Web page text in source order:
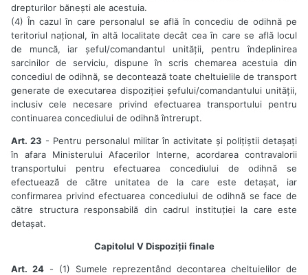
drepturilor bănești ale acestuia.
(4) În cazul în care personalul se află în concediu de odihnă pe
teritoriul național, în altă localitate decât cea în care se află locul
de muncă, iar șeful/comandantul unității, pentru îndeplinirea
sarcinilor de serviciu, dispune în scris chemarea acestuia din
concediul de odihnă, se decontează toate cheltuielile de transport
generate de executarea dispoziției șefului/comandantului unității,
inclusiv cele necesare privind efectuarea transportului pentru
continuarea concediului de odihnă întrerupt.
Art. 23 - Pentru personalul militar în activitate și polițiștii detașați
în afara Ministerului Afacerilor Interne, acordarea contravalorii
transportului pentru efectuarea concediului de odihnă se
efectuează de către unitatea de la care este detașat, iar
confirmarea privind efectuarea concediului de odihnă se face de
către structura responsabilă din cadrul instituției la care este
detașat.
Capitolul V Dispoziții finale
Art. 24 - (1) Sumele reprezentând decontarea cheltuielilor de